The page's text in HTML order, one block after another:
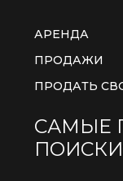
АРЕНДА
ПРОДАЖИ
ПРОДАТЬ
САМЫЕ